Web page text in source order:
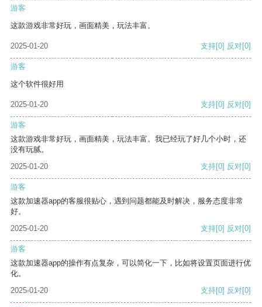
游客
这款游戏非常好玩，画面精美，玩法丰富。
2025-01-20 支持[0] 反对[0]
游客
这个软件很好用
2025-01-20 支持[0] 反对[0]
游客
这款游戏非常好玩，画面精美，玩法丰富。我已经玩了好几个小时，还
没有玩腻。
2025-01-20
支持[0] 反对[0]
游客
这款加速器app的客服很贴心，遇到问题都能及时解决，服务态度非常
好。
2025-01-20
支持[0] 反对[0]
游客
这款加速器app的操作有点复杂，可以简化一下，比如将设置页面进行优
化。
2025-01-20
支持[0] 反对[0]